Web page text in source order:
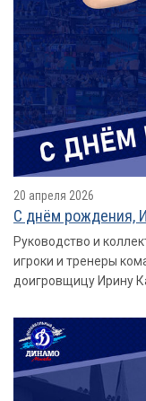
20 апреля 2026
С днём рождения,
Руководство и
игроки и тренеры
доигровщицу Ирину